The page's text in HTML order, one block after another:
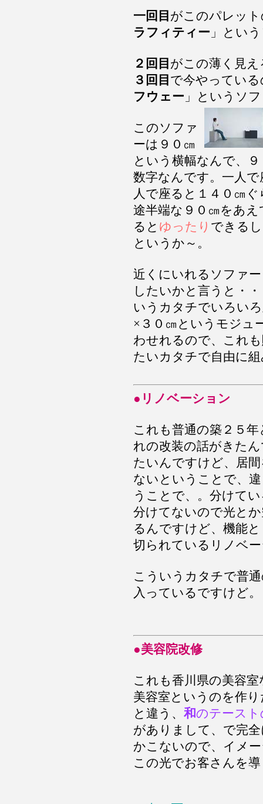
一回目 がこのパレッ
ラフィティー 」とい
２回目 がこの薄く見え
３回目 で今やってい
フウェー 」というソ
このソファ
ーは９０㎝
という横幅なんで、
数字なんです。一人
人で座ると１４０㎝
途半端な９０㎝をあ
ると ゆったり できる
というか～。
近くにいれるソファ
したいかと言うと・
いうカタチでいろい
×３０㎝というモジュ
わせれるので、これ
たいカタチで自由に
●リノベーション
これも普通の築２５
れの改装の話がきた
たいんですけど、居
ないということで、
うことで、。分けて
分けてないので光と
るんですけど、機能
切られているリノベ
こういうカタチで普
入っているですけど。
●美容院改修
これも香川県の美容
美容室というのを作
と違う、 和のテースト
がありまして、で完
かこないので、イメ
この光でお客さんを